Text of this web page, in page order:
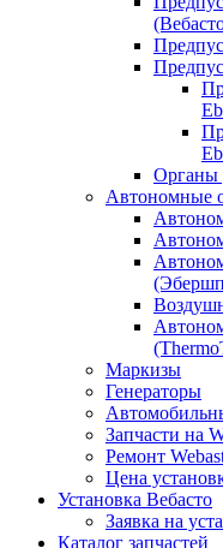
Органы
Автономные
Маркизы
Генераторы
Запчасти на
Ремонт
Цена
Установка Вебасто
Заявка на
Каталог запчастей